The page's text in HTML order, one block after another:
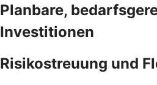
Planbare,
Investitionen
Risikostreuung und